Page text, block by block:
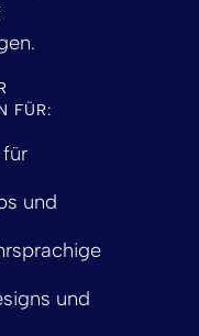
FÜR:
und
und